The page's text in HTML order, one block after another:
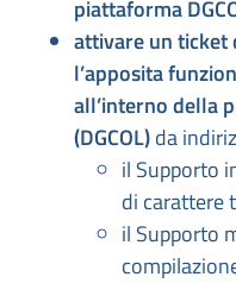
piattaforma
attivare un ticket
l’apposita
all’interno della
(DGCOL)da
il Supporto
di carattere
il Supporto